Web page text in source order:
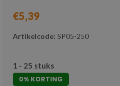
€5,39
Artikelcode: SP05-250
1 - 25 stuks
0% KORTING